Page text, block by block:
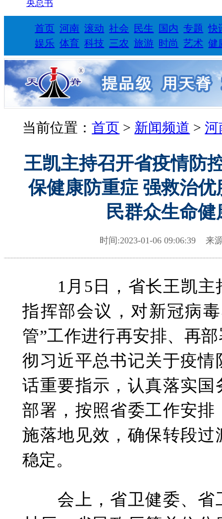
央总书
首页 河南 滚动 社会 民生 国内 专题 快
娱乐 体育 科技 三农 旅游 时尚 艺术 健
当前位置：首页 > 新闻频道 >河
王凯主持召开省疫情防
保健康防重症 强救治
民群众生命健
时间:2023-01-06 09:06:39 来
1月5日，省长王凯主
指挥部会议，对新冠病
管”工作进行再安排、再
彻习近平总书记关于疫情
话重要指示，认真落实国
部署，按照省委工作安排
施落地见效，确保转段过
稳定。
会上，省卫健委、省